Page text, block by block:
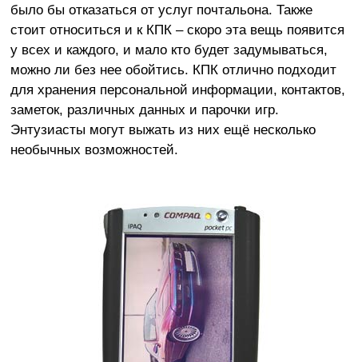
было бы отказаться от услуг почтальона. Также
стоит относиться и к КПК – скоро эта вещь появится
у всех и каждого, и мало кто будет задумываться,
можно ли без нее обойтись. КПК отлично подходит
для хранения персональной информации, контактов,
заметок, различных данных и парочки игр.
Энтузиасты могут выжать из них ещё несколько
необычных возможностей.